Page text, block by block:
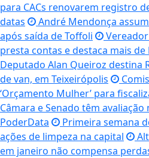
para CACs renovarem registro
datas
André Mendonça
após saída de Toffoli
presta contas e destaca mais de
Deputado Alan Queiroz destina
de van, em Teixeirópolis
‘Orçamento Mulher’ para
Câmara e Senado têm
PoderData
Primeira semana
ações de limpeza na capital
em janeiro não compensa